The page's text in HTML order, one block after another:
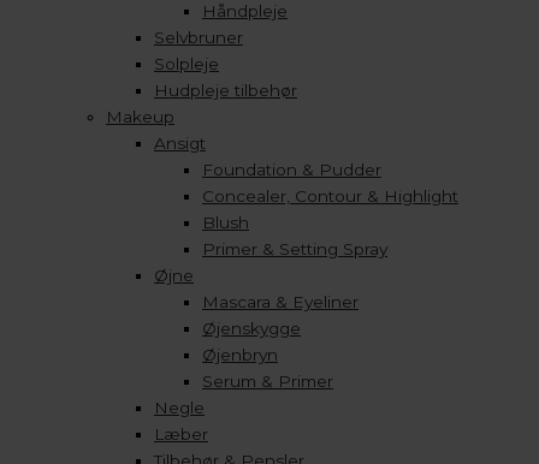
Håndpleje
Selvbruner
Solpleje
Hudpleje tilbehør
Makeup
Ansigt
Foundation & Pudder
Concealer, Contour & Highlight
Blush
Primer & Setting Spray
Øjne
Mascara & Eyeliner
Øjenskygge
Øjenbryn
Serum & Primer
Negle
Læber